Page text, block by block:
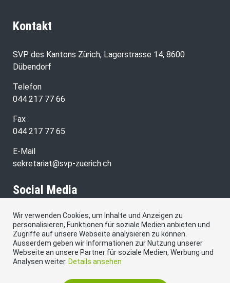
Kontakt
SVP des Kantons Zürich, Lagerstrasse 14, 8600
Dübendorf
Telefon
044 217 77 66
Fax
044 217 77 65
E-Mail
sekretariat@svp-zuerich.ch
Social Media
Besuchen Sie uns bei:
Wir verwenden Cookies, um Inhalte und Anzeigen zu
personalisieren, Funktionen für soziale Medien anbieten und
Zugriffe auf unsere Webseite analysieren zu können.
Ausserdem geben wir Informationen zur Nutzung unserer
Webseite an unsere Partner für soziale Medien, Werbung und
Analysen weiter. Details ansehen